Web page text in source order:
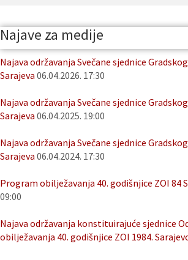
Najave za medije
Najava održavanja Svečane sjednice
Sarajeva 06.04.2026. 17:30
Najava održavanja Svečane sjednice
Sarajeva 06.04.2025. 19:00
Najava održavanja Svečane sjednice
Sarajeva 06.04.2024. 17:30
Program obilježavanja 40. godišnjice ZOI 84
09:00
Najava održavanja konstituirajuće sjednice
obilježavanja 40. godišnjice ZOI 1984.